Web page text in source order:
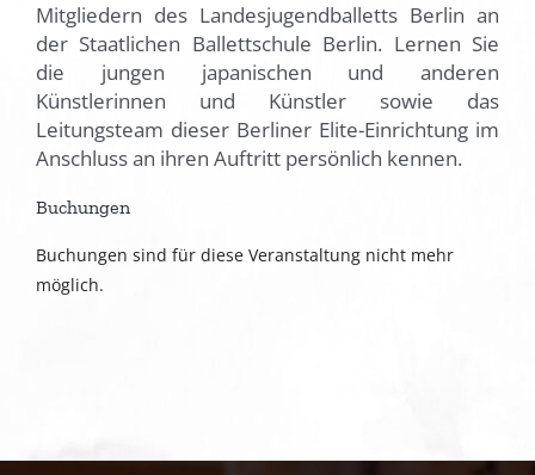
Mitgliedern des Landesjugendballetts Berlin an
der Staatlichen Ballettschule Berlin. Lernen Sie
die jungen japanischen und anderen
Künstlerinnen und Künstler sowie das
Leitungsteam dieser Berliner Elite-Einrichtung im
Anschluss an ihren Auftritt persönlich kennen.
Buchungen
Buchungen sind für diese Veranstaltung nicht mehr
möglich.